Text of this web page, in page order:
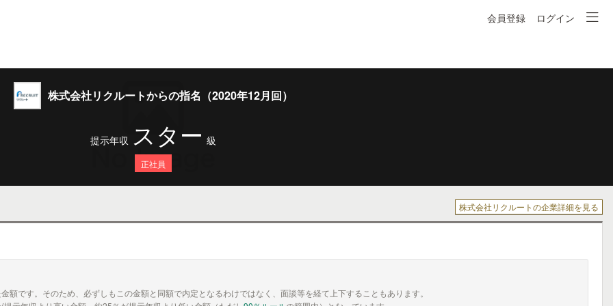
会員登録 ログイン
株式会社リクルートからの指名（2020年12月回）
提示年収 スター 級
正社員
株式会社リクルートの企業詳細を見る
です。そのため、必ずしもこの金額と同額で内定となるわけではなく、面談等を経て上下することもあります。